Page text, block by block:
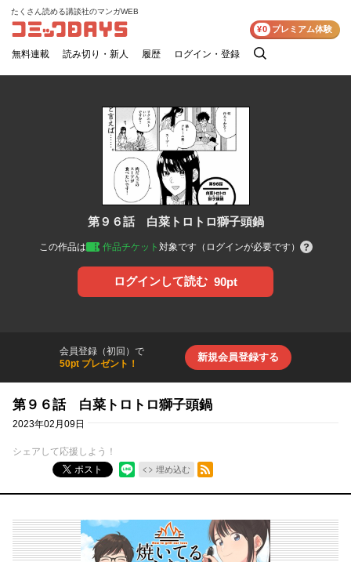
コミックDAYS
たくさん読める講談社のマンガWEB
無料連載 読み切り・新人 履歴 ログイン・登録
検
¥0 プレミアム体験
第９６話 白菜トロトロ獅子頭鍋
この作品は 作品チケット 対象です（ログインが必要です）
ログインして読む 90pt
会員登録（初回）で
50pt プレゼント！
新規会員登録する
第９６話 白菜トロトロ獅子頭鍋
2023年02月09日
シェアして応援しよう！
ポスト
埋め込む
RSSフィード